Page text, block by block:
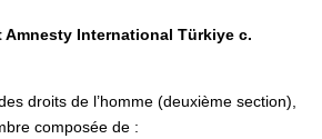
Amnesty International Türkiye c.
droits de l’homme (deuxième section),
composée de :